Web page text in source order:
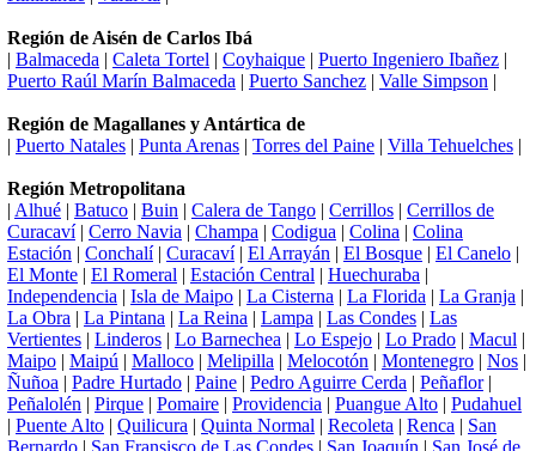
Región de Aisén de Carlos Ibá
| Balmaceda | Caleta Tortel | Coyhaique | Puerto Ingeniero Ibañez |
Puerto Raúl Marín Balmaceda | Puerto Sanchez | Valle Simpson |
Región de Magallanes y Antártica de
| Puerto Natales | Punta Arenas | Torres del Paine | Villa Tehuelches |
Región Metropolitana
| Alhué | Batuco | Buin | Calera de Tango | Cerrillos | Cerrillos de
Curacaví| Cerro Navia | Champa | Codigua | Colina | Colina
Estación | Conchalí| Curacaví| El Arrayán | El Bosque | El Canelo |
El Monte | El Romeral | Estación Central | Huechuraba |
Independencia | Isla de Maipo | La Cisterna | La Florida | La Granja |
La Obra | La Pintana | La Reina | Lampa | Las Condes | Las
Vertientes | Linderos | Lo Barnechea | Lo Espejo | Lo Prado | Macul |
Maipo | Maipú | Malloco | Melipilla | Melocotón | Montenegro | Nos |
Ñuñoa | Padre Hurtado | Paine | Pedro Aguirre Cerda | Peñaflor|
Peñalolén | Pirque | Pomaire | Providencia | Puangue Alto | Pudahuel
| Puente Alto | Quilicura | Quinta Normal | Recoleta | Renca | San
Bernardo | San Fransisco de Las Condes | San Joaquín | San José de